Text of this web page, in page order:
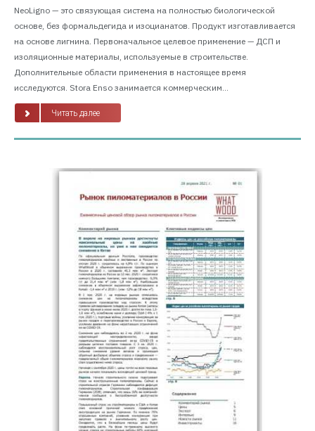
NeoLigno — это связующая система на полностью биологической
основе, без формальдегида и изоцианатов. Продукт изготавливается
на основе лигнина. Первоначальное целевое применение — ДСП и
изоляционные материалы, используемые в строительстве.
Дополнительные области применения в настоящее время
исследуются. Stora Enso занимается коммерческим...
Читать далее